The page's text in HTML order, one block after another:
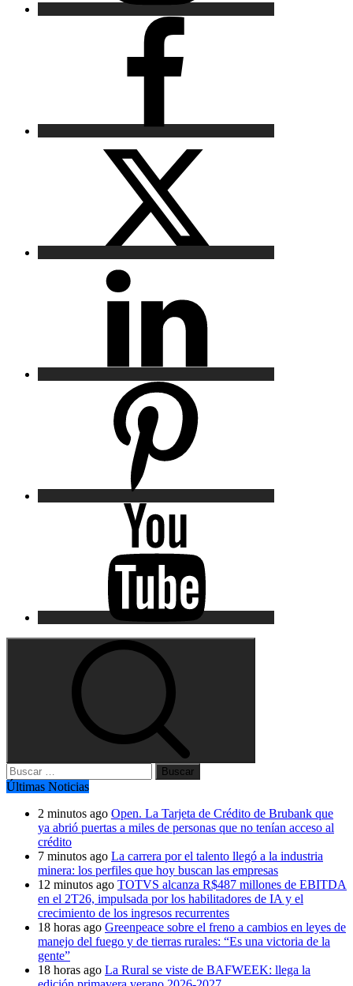
Buscar:
Últimas Noticias
2 minutos ago Open. La Tarjeta de Crédito de Brubank que
ya abrió puertas a miles de personas que no tenían acceso al
crédito
7 minutos ago La carrera por el talento llegó a la industria
minera: los perfiles que hoy buscan las empresas
12 minutos ago TOTVS alcanza R$487 millones de EBITDA
en el 2T26, impulsada por los habilitadores de IA y el
crecimiento de los ingresos recurrentes
18 horas ago Greenpeace sobre el freno a cambios en leyes de
manejo del fuego y de tierras rurales: “Es una victoria de la
gente”
18 horas ago La Rural se viste de BAFWEEK: llega la